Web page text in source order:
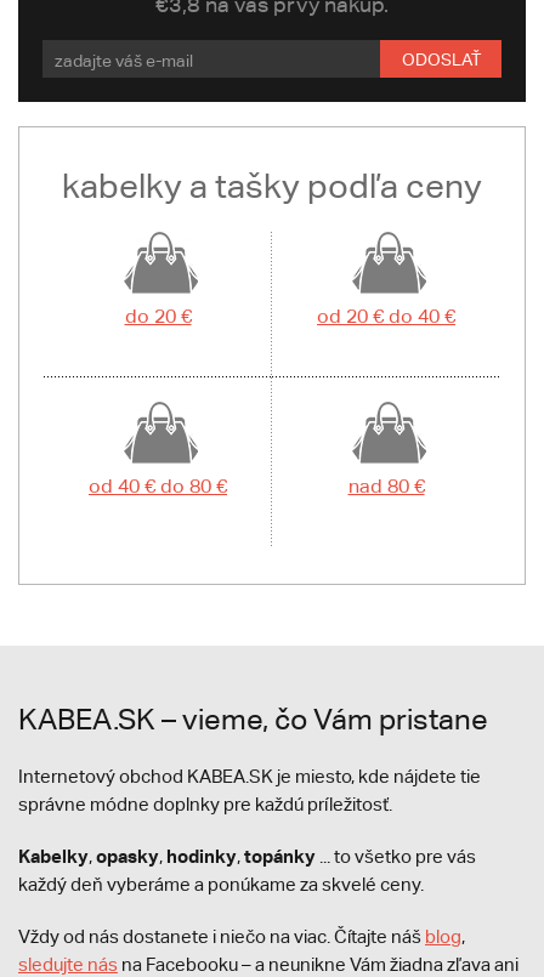
ODOSLAŤ
kabelky a tašky podľa ceny
do 20 € od 20 € do 40 €
od 40 € do 80 € nad 80 €
KABEA.SK – vieme, čo Vám pristane
Internetový obchod KABEA.SK je miesto, kde nájdete tie
správne módne doplnky pre každú príležitosť.
Kabelky,opasky, hodinky,topánky ... to všetko pre vás
každý deň vyberáme a ponúkame za skvelé ceny.
Vždy od nás dostanete i niečo na viac. Čítajte náš blog,
sledujte nás na Facebooku – a neunikne Vám žiadna zľava ani